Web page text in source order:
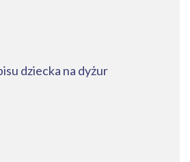
dziecka na dyżur